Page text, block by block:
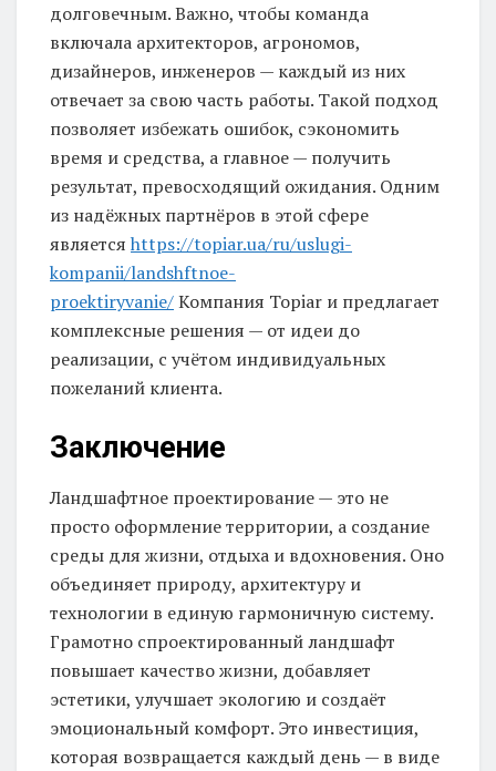
долговечным. Важно, чтобы команда
включала архитекторов, агрономов,
дизайнеров, инженеров — каждый из них
отвечает за свою часть работы. Такой подход
позволяет избежать ошибок, сэкономить
время и средства, а главное — получить
результат, превосходящий ожидания. Одним
из надёжных партнёров в этой сфере
является https://topiar.ua/ru/uslugi-
kompanii/landshftnoe-
proektiryvanie/Компания Topiar и предлагает
комплексные решения — от идеи до
реализации, с учётом индивидуальных
пожеланий клиента.
Заключение
Ландшафтное проектирование — это не
просто оформление территории, а создание
среды для жизни, отдыха и вдохновения. Оно
объединяет природу, архитектуру и
технологии в единую гармоничную систему.
Грамотно спроектированный ландшафт
повышает качество жизни, добавляет
эстетики, улучшает экологию и создаёт
эмоциональный комфорт. Это инвестиция,
которая возвращается каждый день — в виде